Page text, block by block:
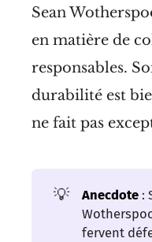
Sean
en matière de
responsables.
durabilité est
ne fait pas
💡 Anecdote :
fervent